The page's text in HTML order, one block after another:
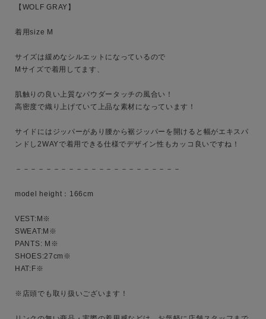
【WOLF GRAY】
着用size M
サイズは緩めなシルエットになっているので
Mサイズで着用してます、
肌触りの良い上質なパウダータッチの風合い！
高密度で織り上げていて上品な素材になっています！
サイドにはジッパーがあり腰から裾ジッパーを開けると幅がエキスパ
ンドし2WAYで着用できる仕様でデザイン性もカッコ良いですね！
－－－－－－－－－－－－－－－－－－－－－－
model height：166cm
VEST:M※
SWEAT:M※
PANTS: M※
SHOES:27cm※
HAT:F※
※店頭でも取り扱いございます！